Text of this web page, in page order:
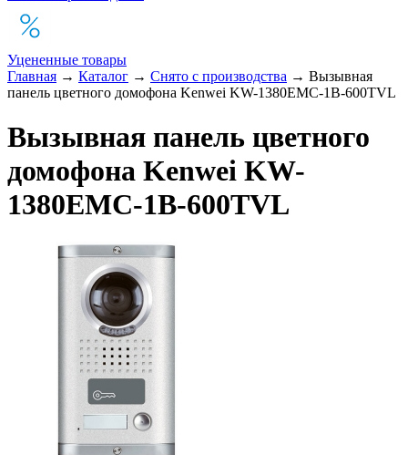
Уцененные товары
Главная → Каталог → Снято с производства → Вызывная
панель цветного домофона Kenwei KW-1380EMC-1B-600TVL
Вызывная панель цветного
домофона Kenwei KW-
1380EMC-1B-600TVL